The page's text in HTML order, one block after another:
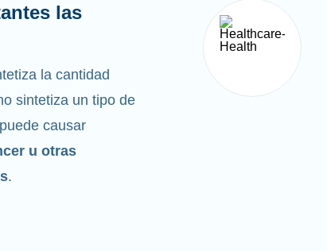
las
la cantidad
sintetiza un tipo de
causar
u otras
.